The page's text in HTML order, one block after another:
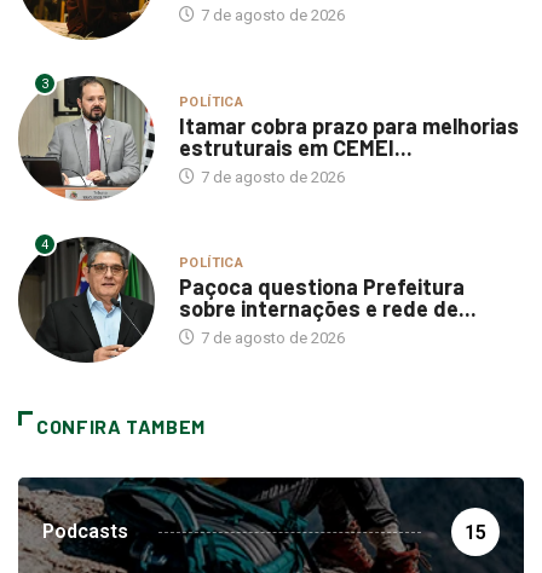
7 de agosto de 2026
3
POLÍTICA
Itamar cobra prazo para melhorias
estruturais em CEMEI...
7 de agosto de 2026
4
POLÍTICA
Paçoca questiona Prefeitura
sobre internações e rede de...
7 de agosto de 2026
CONFIRA TAMBEM
Podcasts 15